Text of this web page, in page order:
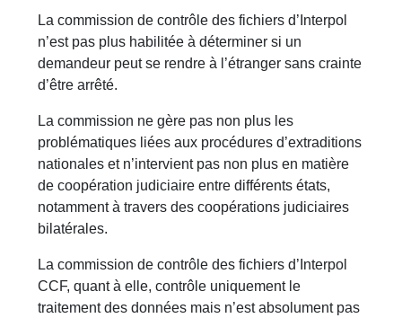
La commission de contrôle des fichiers d’Interpol
n’est pas plus habilitée à déterminer si un
demandeur peut se rendre à l’étranger sans crainte
d’être arrêté.
La commission ne gère pas non plus les
problématiques liées aux procédures d’extraditions
nationales et n’intervient pas non plus en matière
de coopération judiciaire entre différents états,
notamment à travers des coopérations judiciaires
bilatérales.
La commission de contrôle des fichiers d’Interpol
CCF, quant à elle, contrôle uniquement le
traitement des données mais n’est absolument pas